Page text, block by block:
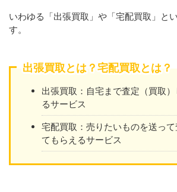
いわゆる「出張買取」や「宅配買取」と
す。
出張買取とは？宅配買取とは？
出張買取：自宅まで査定（買取）
るサービス
宅配買取：売りたいものを送っ
てもらえるサービス